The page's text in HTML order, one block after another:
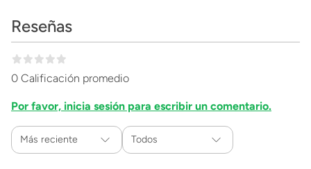
Reseñas
0 Calificación promedio
Por favor, inicia sesión para escribir un comentario.
Más reciente Todos